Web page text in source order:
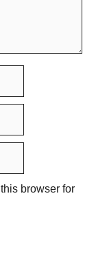
browser for